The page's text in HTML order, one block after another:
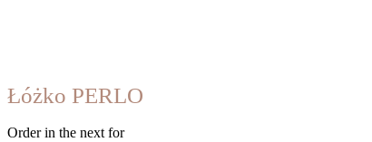
Łóżko PERLO
Order in the next for